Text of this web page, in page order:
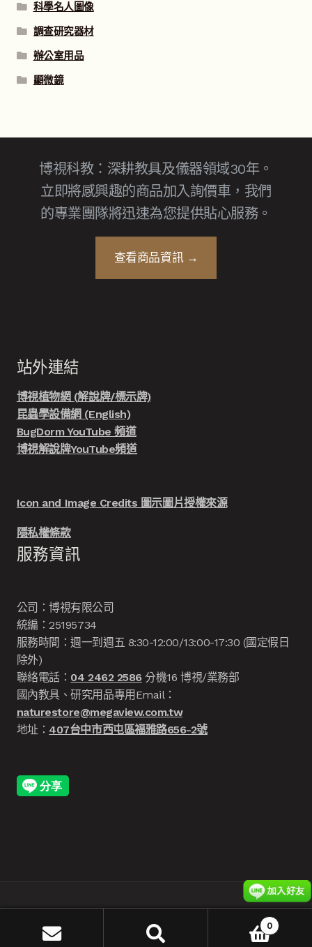
科學名人圖像
調查研究器材
辦公室用品
顯微鏡
博視科教：深耕教具及儀器領域30年。
立即將感興趣的商品加入詢價車，我們
的專業團隊將迅速為您提供貼心服務。
查看商品資訊 →
站外連結
博視植物網 (解說牌/標示牌)
昆蟲學設備網 (English)
BugDorm YouTube 頻道
博視解說牌YouTube頻道
Icon and Image Credits 圖示圖片授權來源
隱私權條款
服務資訊
公司：博視有限公司
統編：25195734
服務時間：週一到週五 8:30-12:00/13:00-17:30 (國定假日
除外)
聯絡電話： 04 2462 2586分機16 博視/業務部
國內教具、研究用品專用Email：
naturestore@megaview.com.tw
地址： 407台中市西屯區福雅路656-2號
博視集團 MegaView
0